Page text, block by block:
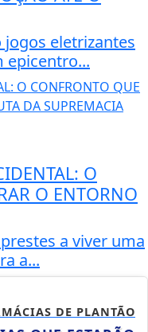
jogos eletrizantes
epicentro...
O
O ENTORNO
a viver uma
a...
DE PLANTÃO